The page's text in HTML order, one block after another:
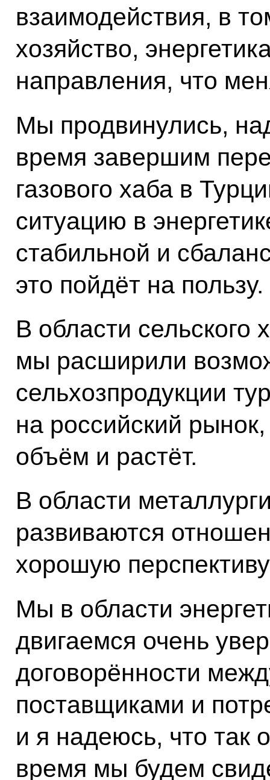
взаимодействия, в
хозяйство,
направления, что
Мы продвинулись,
время завершим
газового хаба в
ситуацию в
стабильной и
это пойдёт на пользу.
В области сельского
мы расширили
сельхозпродукции
на российский
объём и растёт.
В области
развиваются
хорошую
Мы в области
двигаемся очень
договорённости
поставщиками и
и я надеюсь, что так
время мы будем